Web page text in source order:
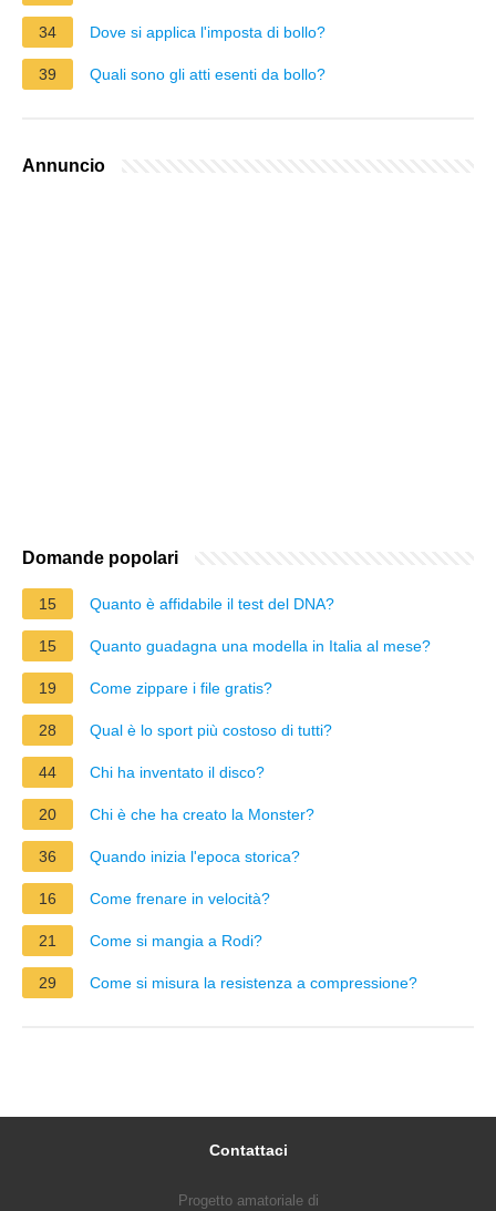
34 Dove si applica l'imposta di bollo?
39 Quali sono gli atti esenti da bollo?
Annuncio
Domande popolari
15 Quanto è affidabile il test del DNA?
15 Quanto guadagna una modella in Italia al mese?
19 Come zippare i file gratis?
28 Qual è lo sport più costoso di tutti?
44 Chi ha inventato il disco?
20 Chi è che ha creato la Monster?
36 Quando inizia l'epoca storica?
16 Come frenare in velocità?
21 Come si mangia a Rodi?
29 Come si misura la resistenza a compressione?
Contattaci
Progetto amatoriale di